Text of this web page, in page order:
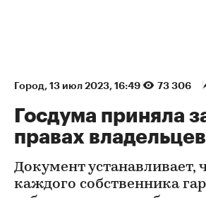
Город⁠, 13 июл 2023, 16:49 73 306
Госдума приняла
правах
Документ устанавливает,
каждого собственника